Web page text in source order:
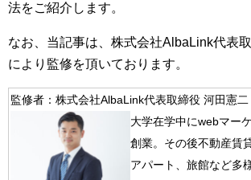
法をご紹介します。
なお、当記事は、株式会社AlbaLink代表
により監修を頂いております。
監修者：株式会社AlbaLink代表取締役 河田憲二
大学在学中にwebマー
創業。 その後不動産賃
アパート、 旅館など多